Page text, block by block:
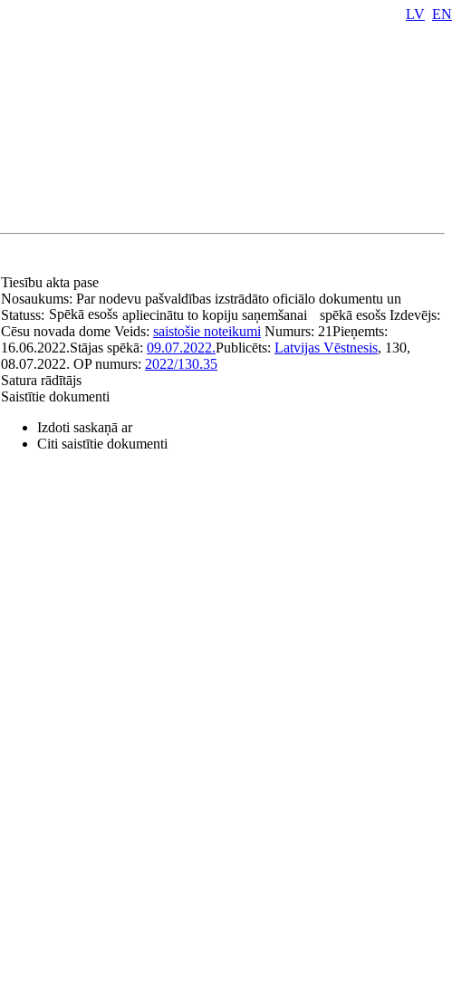
LV EN
Tiesību akta pase
Nosaukums: Par nodevu pašvaldības izstrādāto oficiālo dokumentu un
apliecinātu to kopiju saņemšanai
Statuss: Spēkā esošs spēkā esošs Izdevējs:
Cēsu novada dome Veids: saistošie noteikumi Numurs: 21Pieņemts:
16.06.2022.Stājas spēkā: 09.07.2022.Publicēts: Latvijas Vēstnesis, 130,
08.07.2022. OP numurs: 2022/130.35
Satura rādītājs
Saistītie dokumenti
Izdoti saskaņā ar
Citi saistītie dokumenti